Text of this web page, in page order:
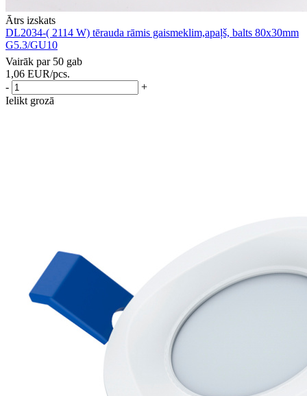
Ātrs izskats
DL2034-( 2114 W) tērauda rāmis gaismeklim,apaļš, balts 80x30mm
G5.3/GU10
Vairāk par 50 gab
1,06 EUR/pcs.
-
+
Ielikt grozā